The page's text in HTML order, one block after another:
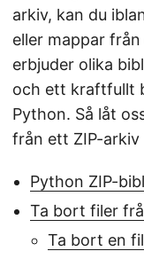
arkiv, kan du
eller mappar
erbjuder olika
och ett kraftfullt
Python. Så låt
från ett ZIP-arkiv
Python ZIP-
Ta bort filer
Ta bort en